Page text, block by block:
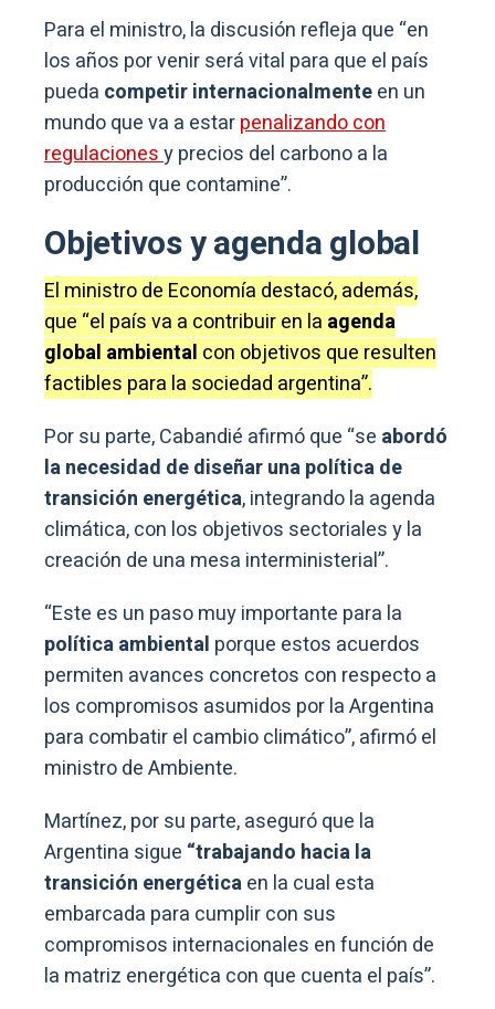
Para el ministro, la discusión refleja que “en
los años por venir será vital para que el país
pueda competir internacionalmenteen un
mundo que va a estarpenalizando con
regulacionesy precios del carbono a la
producción que contamine”.
Objetivos y agenda global
El ministro de Economía destacó, además,
que “el país va a contribuir en la agenda
global ambiental con objetivos que resulten
factibles para la sociedad argentina”.
Por su parte, Cabandié afirmó que “se abordó
la necesidad de diseñar una política de
transición energética, integrando la agenda
climática, con los objetivos sectoriales y la
creación de una mesa interministerial”.
“Este es un paso muy importante para la
política ambiental porque estos acuerdos
permiten avances concretos con respecto a
los compromisos asumidos por la Argentina
para combatir el cambio climático”, afirmó el
ministro de Ambiente.
Martínez, por su parte, aseguró que la
Argentina sigue “trabajando hacia la
transición energéticaen la cual esta
embarcada para cumplir con sus
compromisos internacionales en función de
la matriz energética con que cuenta el país”.